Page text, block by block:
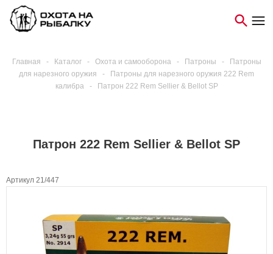
Главная - Каталог - Охота и самооборона - Патроны -
Патроны
для нарезного оружия
-
Патроны для нарезного оружия 222 Rem
калибра
- Патрон 222 Rem Sellier & Bellot SP
Патрон 222 Rem Sellier & Bellot SP
Артикул 21/447